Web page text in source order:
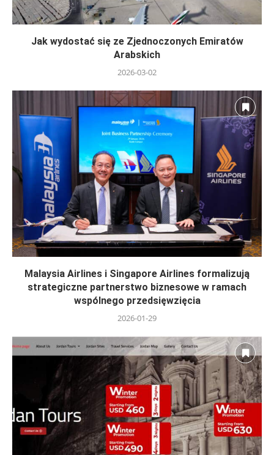
Jak wydostać się ze Zjednoczonych Emiratów
Arabskich
2026-03-02
Malaysia Airlines i Singapore Airlines formalizują
strategiczne partnerstwo biznesowe w ramach
wspólnego przedsięwzięcia
2026-01-29